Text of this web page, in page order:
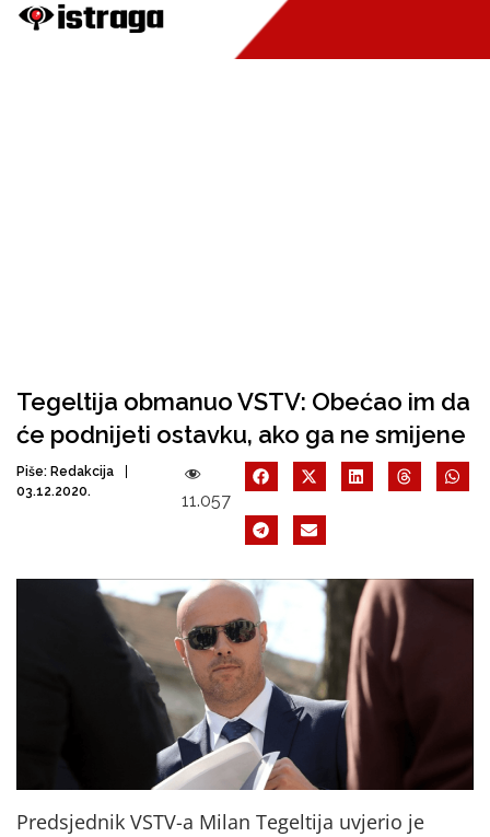
Tegeltija obmanuo VSTV: Obećao im da
će podnijeti ostavku, ako ga ne smijene
Piše: Redakcija
03.12.2020.
11.057
Predsjednik VSTV-a Milan Tegeltija uvjerio je